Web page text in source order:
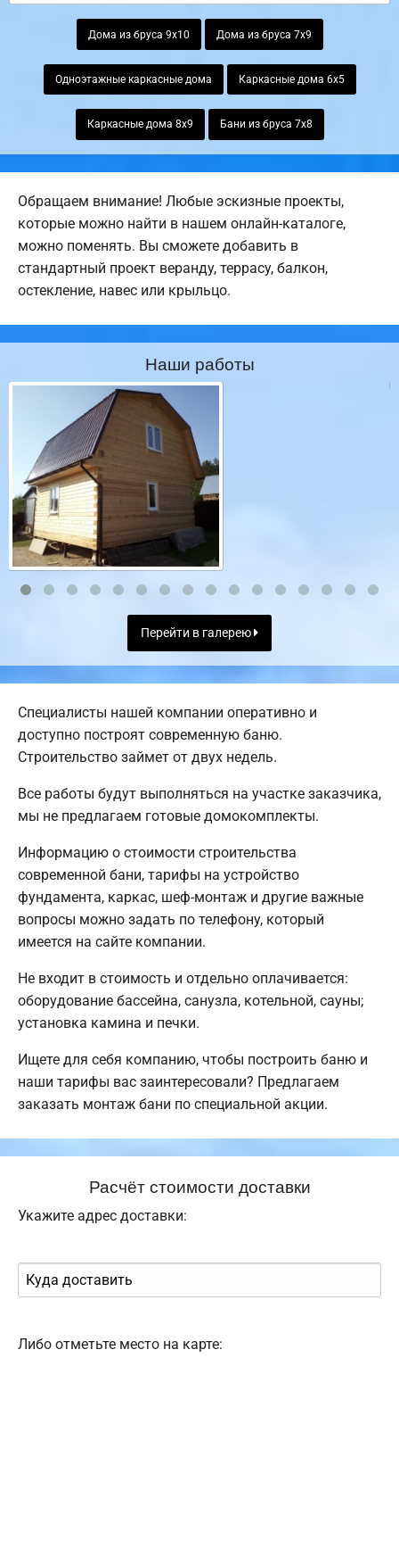
Дома из бруса 9х10 Дома из бруса 7х9
Одноэтажные каркасные дома Каркасные дома 6х5
Каркасные дома 8х9 Бани из бруса 7х8
Обращаем внимание! Любые эскизные проекты,
которые можно найти в нашем онлайн-каталоге,
можно поменять. Вы сможете добавить в
стандартный проект веранду, террасу, балкон,
остекление, навес или крыльцо.
Наши работы
Перейти в галерею
Специалисты нашей компании оперативно и
доступно построят современную баню.
Строительство займет от двух недель.
Все работы будут выполняться на участке заказчика,
мы не предлагаем готовые домокомплекты.
Информацию о стоимости строительства
современной бани, тарифы на устройство
фундамента, каркас, шеф-монтаж и другие важные
вопросы можно задать по телефону, который
имеется на сайте компании.
Не входит в стоимость и отдельно оплачивается:
оборудование бассейна, санузла, котельной, сауны;
установка камина и печки.
Ищете для себя компанию, чтобы построить баню и
наши тарифы вас заинтересовали? Предлагаем
заказать монтаж бани по специальной акции.
Расчёт стоимости доставки
Укажите адрес доставки:
Либо отметьте место на карте: